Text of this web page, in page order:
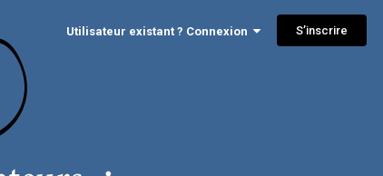
Utilisateur existant ? Connexion S’inscrire